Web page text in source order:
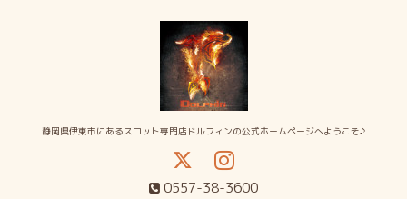
静岡県伊東市にあるスロット専門店ドルフィンの公式ホームページへようこそ♪
0557-38-3600